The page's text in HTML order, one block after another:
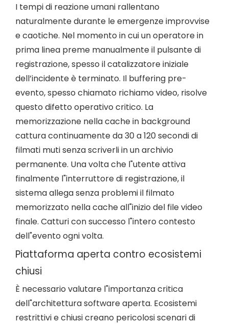
I tempi di reazione umani rallentano
naturalmente durante le emergenze improvvise
e caotiche. Nel momento in cui un operatore in
prima linea preme manualmente il pulsante di
registrazione, spesso il catalizzatore iniziale
dell’incidente è terminato. Il buffering pre-
evento, spesso chiamato richiamo video, risolve
questo difetto operativo critico. La
memorizzazione nella cache in background
cattura continuamente da 30 a 120 secondi di
filmati muti senza scriverli in un archivio
permanente. Una volta che l"utente attiva
finalmente l"interruttore di registrazione, il
sistema allega senza problemi il filmato
memorizzato nella cache all"inizio del file video
finale. Catturi con successo l"intero contesto
dell"evento ogni volta.
Piattaforma aperta contro ecosistemi
chiusi
È necessario valutare l"importanza critica
dell"architettura software aperta. Ecosistemi
restrittivi e chiusi creano pericolosi scenari di